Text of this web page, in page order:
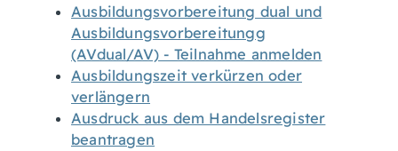
Ausbildungsvorbereitung dual und
Ausbildungsvorbereitungg
(AVdual/AV) - Teilnahme anmelden
Ausbildungszeit verkürzen oder
verlängern
Ausdruck aus dem Handelsregister
beantragen